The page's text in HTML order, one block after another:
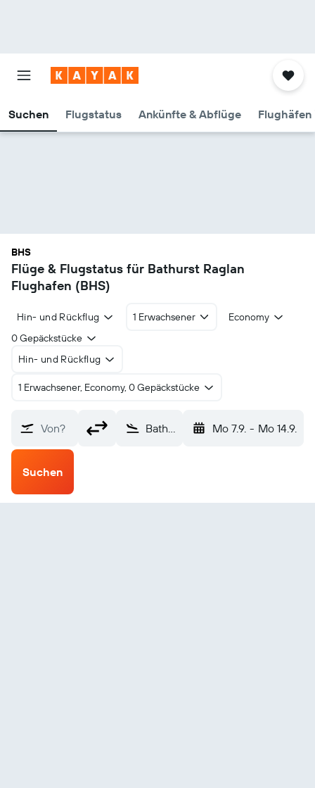
Suchen Flugstatus Ankünfte & Abflüge Flughäfen
BHS
Flüge & Flugstatus für Bathurst Raglan
Flughafen (BHS)
Hin- und Rückflug 1 Erwachsener
Economy
0 Gepäckstücke
Hin- und Rückflug
1 Erwachsener, Economy, 0 Gepäckstücke
Von? Bathurst Raglan (BHS) Mo 7.9. - Mo 14.9.
Suchen